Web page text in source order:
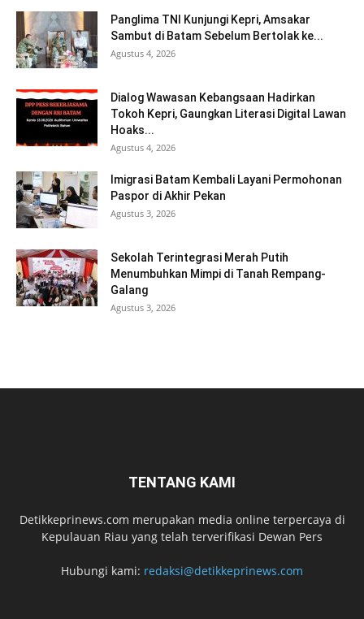
Panglima TNI Kunjungi Kepri, Amsakar
Sambut di Batam Sebelum Bertolak ke...
Agustus 4, 2026
Dialog Wawasan Kebangsaan Hadirkan
Tokoh Kepri, Gaungkan Literasi Digital Lawan
Hoaks...
Agustus 4, 2026
Imigrasi Batam Kembali Layani Permohonan
Paspor di Akhir Pekan
Agustus 3, 2026
Sekolah Terintegrasi Merah Putih
Menumbuhkan Mimpi di Tanah Rempang-
Galang
Agustus 3, 2026
TENTANG KAMI
Detikkeprinews.com merupakan media online terpercaya di
Kepulauan Riau yang telah terverifikasi Dewan Pers
Hubungi kami: redaksi@detikkeprinews.com